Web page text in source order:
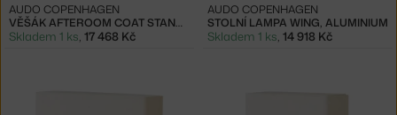
VĚŠÁK AFTEROOM COAT STAND, BLACK
AUDO COPENHAGEN
Skladem 1 ks 17 468 Kč
STOLNÍ LAMPA WING, ALUMINIUM
AUDO COPENHAGEN
Skladem 1 ks 14 918 Kč